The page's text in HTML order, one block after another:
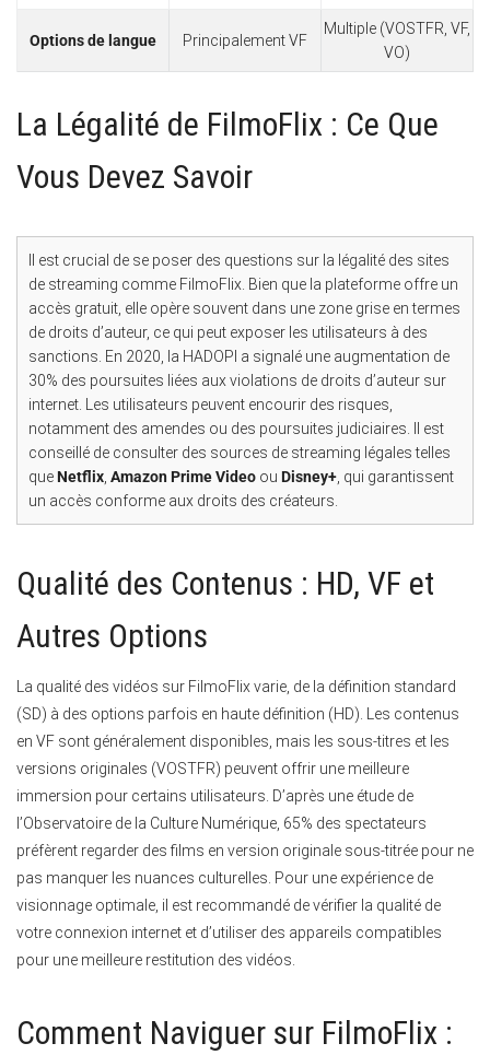
Options de langue Principalement VF
Multiple (VOSTFR, VF,
VO)
La Légalité de FilmoFlix : Ce Que
Vous Devez Savoir
Il est crucial de se poser des questions sur la légalité des sites
de streaming comme FilmoFlix. Bien que la plateforme offre un
accès gratuit, elle opère souvent dans une zone grise en termes
de droits d’auteur, ce qui peut exposer les utilisateurs à des
sanctions. En 2020, la HADOPI a signalé une augmentation de
30% des poursuites liées aux violations de droits d’auteur sur
internet. Les utilisateurs peuvent encourir des risques,
notamment des amendes ou des poursuites judiciaires. Il est
conseillé de consulter des sources de streaming légales telles
queNetflix Amazon Prime Video ou Disney+ , qui garantissent
un accès conforme aux droits des créateurs.
Qualité des Contenus : HD, VF et
Autres Options
La qualité des vidéos sur FilmoFlix varie, de la définition standard
(SD) à des options parfois en haute définition (HD). Les contenus
en VF sont généralement disponibles, mais les sous-titres et les
versions originales (VOSTFR) peuvent offrir une meilleure
immersion pour certains utilisateurs. D’après une étude de
l’Observatoire de la Culture Numérique, 65% des spectateurs
préfèrent regarder des films en version originale sous-titrée pour ne
pas manquer les nuances culturelles. Pour une expérience de
visionnage optimale, il est recommandé de vérifier la qualité de
votre connexion internet et d’utiliser des appareils compatibles
pour une meilleure restitution des vidéos.
Comment Naviguer sur FilmoFlix :